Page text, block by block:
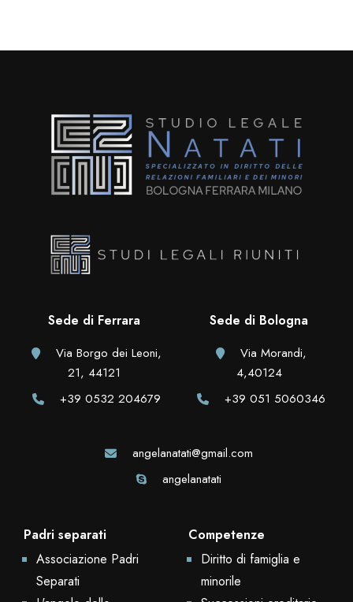
Sede di Ferrara
Via Borgo dei Leoni,
21, 44121
+39 0532 204679
Sede di Bologna
Via Morandi,
4,40124
+39 051 5060346
angelanatati@gmail.com
angelanatati
Padri separati
Associazione Padri
Separati
Competenze
Diritto di famiglia e
minorile